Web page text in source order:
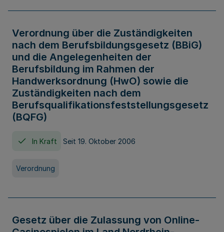
Verordnung über die Zuständigkeiten
nach dem Berufsbildungsgesetz (BBiG)
und die Angelegenheiten der
Berufsbildung im Rahmen der
Handwerksordnung (HwO) sowie die
Zuständigkeiten nach dem
Berufsqualifikationsfeststellungsgesetz
(BQFG)
In Kraft Seit 19. Oktober 2006
Verordnung
Gesetz über die Zulassung von Online-